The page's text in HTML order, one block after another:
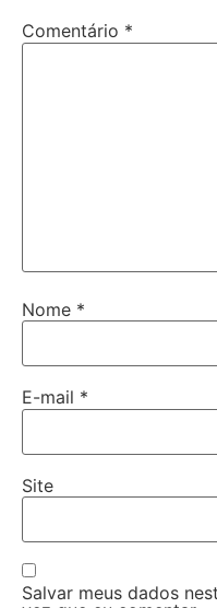
Comentário *
Nome *
E-mail *
Site
Salvar meus dados